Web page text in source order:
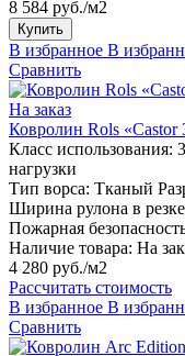
8 584 руб./м2
Купить
В избранное В
Сравнить
На заказ
Ковролин Rols «Castor
Класс использования:
нагрузки
Тип ворса: Тканый
Ширина рулона в
Пожарная
Наличие товара: На
4 280 руб./м2
Рассчитать стоимость
В избранное В
Сравнить